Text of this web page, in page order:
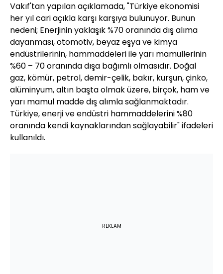
Vakıf'tan yapılan açıklamada, "Türkiye ekonomisi
her yıl cari açıkla karşı karşıya bulunuyor. Bunun
nedeni; Enerjinin yaklaşık %70 oranında dış alıma
dayanması, otomotiv, beyaz eşya ve kimya
endüstrilerinin, hammaddeleri ile yarı mamullerinin
%60 – 70 oranında dışa bağımlı olmasıdır. Doğal
gaz, kömür, petrol, demir-çelik, bakır, kurşun, çinko,
alüminyum, altın başta olmak üzere, birçok, ham ve
yarı mamul madde dış alımla sağlanmaktadır.
Türkiye, enerji ve endüstri hammaddelerini %80
oranında kendi kaynaklarından sağlayabilir" ifadeleri
kullanıldı.
REKLAM